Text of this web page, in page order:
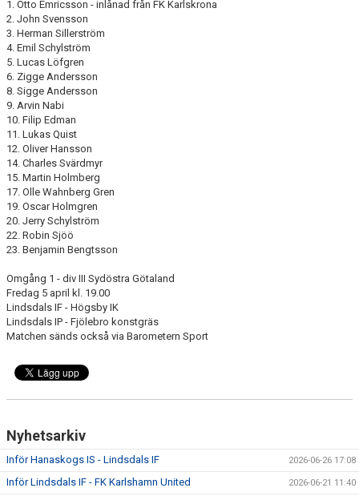
1. Otto Emricsson - inlånad från FK Karlskrona
2. John Svensson
3. Herman Sillerström
4. Emil Schylström
5. Lucas Löfgren
6. Zigge Andersson
8. Sigge Andersson
9. Arvin Nabi
10. Filip Edman
11. Lukas Quist
12. Oliver Hansson
14. Charles Svärdmyr
15. Martin Holmberg
17. Olle Wahnberg Gren
19. Oscar Holmgren
20. Jerry Schylström
22. Robin Sjöö
23. Benjamin Bengtsson
Omgång 1 - div III Sydöstra Götaland
Fredag 5 april kl. 19.00
Lindsdals IF - Högsby IK
Lindsdals IP - Fjölebro konstgräs
Matchen sänds också via Barometern Sport
Nyhetsarkiv
Inför Hanaskogs IS - Lindsdals IF 2026-06-26 17:08
Inför Lindsdals IF - FK Karlshamn United 2026-06-21 11:40